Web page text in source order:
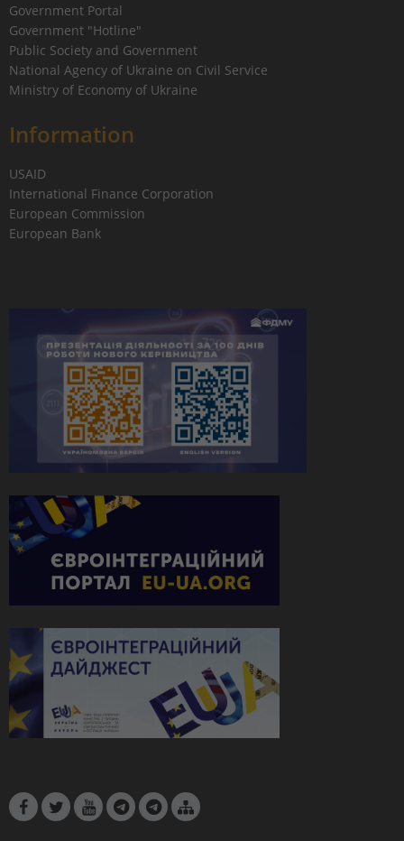
Government Portal
Government "Hotline"
Public Society and Government
National Agency of Ukraine on Civil Service
Ministry of Economy of Ukraine
Information
USAID
International Finance Corporation
European Commission
European Bank